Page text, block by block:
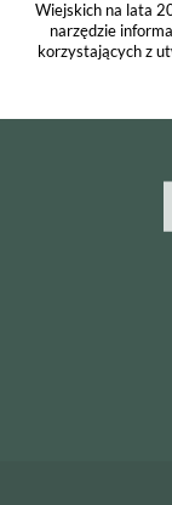
Wiejskich na lata
narzędzie
korzystających z